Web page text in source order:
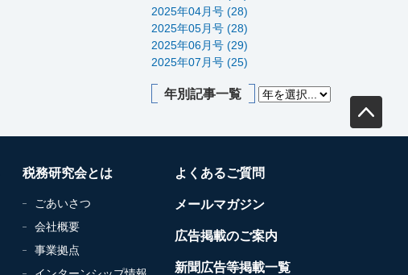
2025年04月号 (28)
2025年05月号 (28)
2025年06月号 (29)
2025年07月号 (25)
年別記事一覧
税務研究会とは
ごあいさつ
会社概要
事業拠点
よくあるご質問
メールマガジン
広告掲載のご案内
新聞広告等掲載一覧